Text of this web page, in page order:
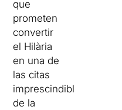
que
prometen
convertir
el Hilària
en una de
las citas
imprescindibles
de la